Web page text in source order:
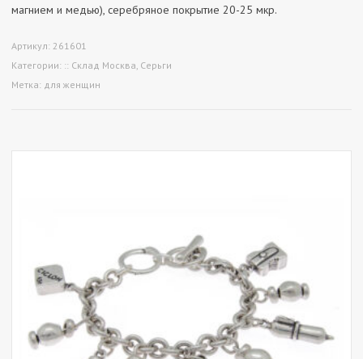
магнием и медью), серебряное покрытие 20-25 мкр.
Артикул: 261601
Категории: :: Склад Москва Серьги
Метка: для женщин